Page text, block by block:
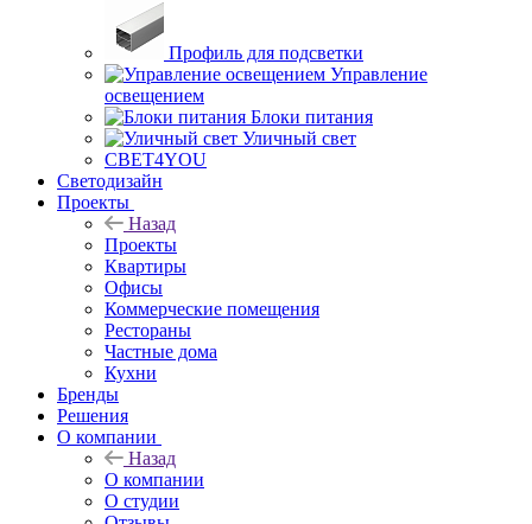
Профиль для подсветки
Управление
освещением
Блоки питания
Уличный свет
СВЕТ4YOU
Светодизайн
Проекты
Назад
Проекты
Квартиры
Офисы
Коммерческие помещения
Рестораны
Частные дома
Кухни
Бренды
Решения
О компании
Назад
О компании
О студии